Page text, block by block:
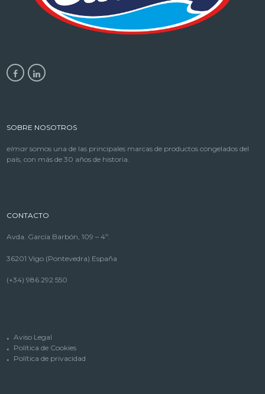
SOBRE NOSOTROS
elmar somos una de las principales marcas de productos congelados del
país, con más de 30 años de historia.
CONTACTO
Avda. García Barbón, 109 – 4º.
36201 Vigo (Pontevedra) España
(+34) 986 292 550
Aviso Legal
Política de Cookies
Política de privacidad